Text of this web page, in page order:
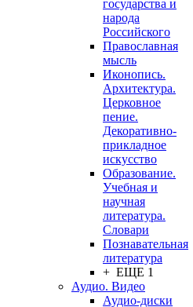
государства и
народа
Российского
Православная
мысль
Иконопись.
Архитектура.
Церковное
пение.
Декоративно-
прикладное
искусство
Образование.
Учебная и
научная
литература.
Словари
Познавательная
литература
+ ЕЩЕ 1
Аудио. Видео
Аудио-диски